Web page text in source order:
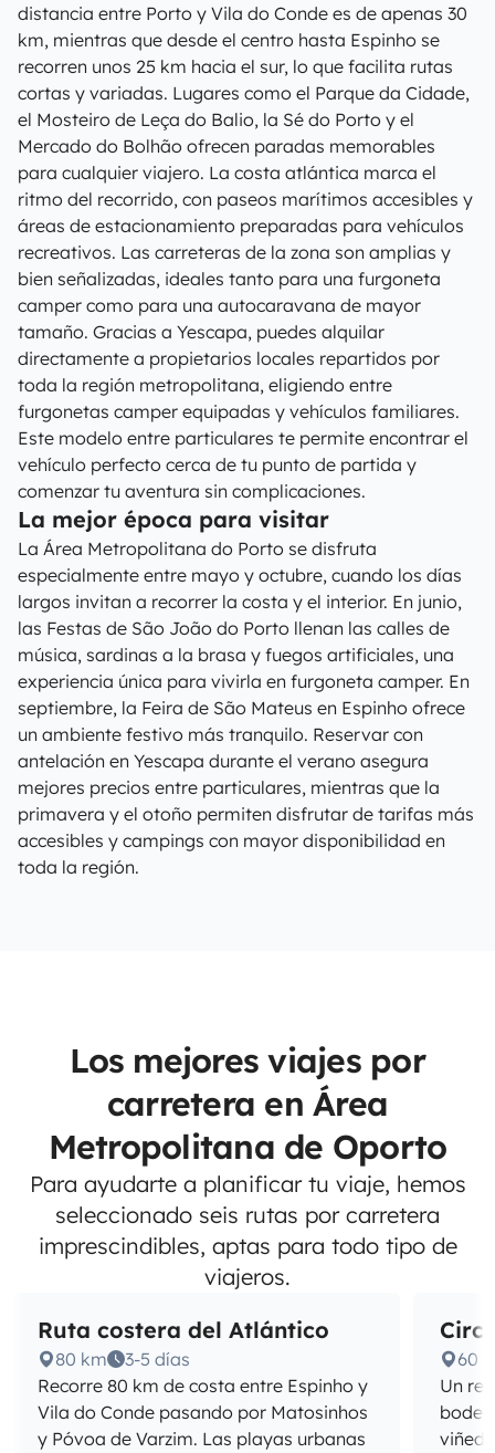
distancia entre Porto y Vila do Conde es de apenas 30
km, mientras que desde el centro hasta Espinho se
recorren unos 25 km hacia el sur, lo que facilita rutas
cortas y variadas. Lugares como el Parque da Cidade,
el Mosteiro de Leça do Balio, la Sé do Porto y el
Mercado do Bolhão ofrecen paradas memorables
para cualquier viajero. La costa atlántica marca el
ritmo del recorrido, con paseos marítimos accesibles y
áreas de estacionamiento preparadas para vehículos
recreativos. Las carreteras de la zona son amplias y
bien señalizadas, ideales tanto para una furgoneta
camper como para una autocaravana de mayor
tamaño. Gracias a Yescapa, puedes alquilar
directamente a propietarios locales repartidos por
toda la región metropolitana, eligiendo entre
furgonetas camper equipadas y vehículos familiares.
Este modelo entre particulares te permite encontrar el
vehículo perfecto cerca de tu punto de partida y
comenzar tu aventura sin complicaciones.
La mejor época para visitar
La Área Metropolitana do Porto se disfruta
especialmente entre mayo y octubre, cuando los días
largos invitan a recorrer la costa y el interior. En junio,
las Festas de São João do Porto llenan las calles de
música, sardinas a la brasa y fuegos artificiales, una
experiencia única para vivirla en furgoneta camper. En
septiembre, la Feira de São Mateus en Espinho ofrece
un ambiente festivo más tranquilo. Reservar con
antelación en Yescapa durante el verano asegura
mejores precios entre particulares, mientras que la
primavera y el otoño permiten disfrutar de tarifas más
accesibles y campings con mayor disponibilidad en
toda la región.
Los mejores viajes por
carretera en Área
Metropolitana de Oporto
Para ayudarte a planificar tu viaje, hemos
seleccionado seis rutas por carretera
imprescindibles, aptas para todo tipo de
viajeros.
Ruta costera del Atlántico
80 km
3-5 días
Recorre 80 km de costa entre Espinho y
Vila do Conde pasando por Matosinhos
y Póvoa de Varzim. Las playas urbanas
60
Un